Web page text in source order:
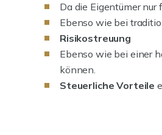
Da die Eigentümer nur
Ebenso wie bei
Risikostreuung
Ebenso wie bei einer
können.
Steuerliche Vorteile